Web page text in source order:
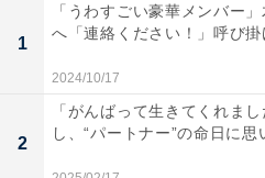
1
「うわすごい豪華メンバー
へ「連絡ください！」呼び
2024/10/17
2
「がんばって生きてくれま
し、“パートナー”の命日に